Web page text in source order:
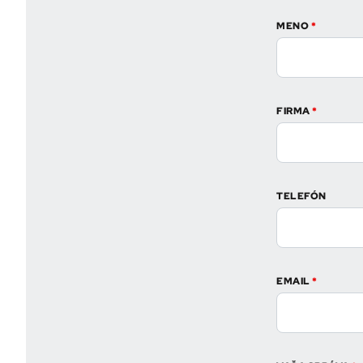
MENO*
FIRMA*
TELEFÓN
EMAIL*